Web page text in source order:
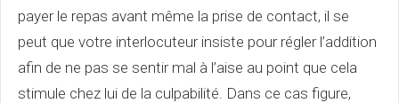
payer le repas avant même la prise de contact, il se
peut que votre interlocuteur insiste pour régler l’addition
afin de ne pas se sentir mal à l’aise au point que cela
stimule chez lui de la culpabilité. Dans ce cas figure,